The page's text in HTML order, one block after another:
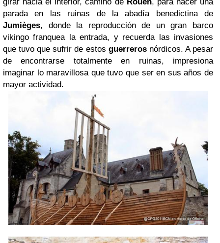
girar hacia el interior, camino de Rouen, para hacer una
parada en las ruinas de la abadía benedictina de
Jumièges, donde la reproducción de un gran barco
vikingo franquea la entrada, y recuerda las invasiones
que tuvo que sufrir de estos guerrerosnórdicos. A pesar
de encontrarse totalmente en ruinas, impresiona
imaginar lo maravillosa que tuvo que ser en sus años de
mayor actividad.